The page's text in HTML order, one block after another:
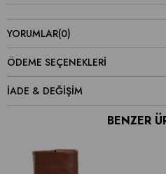
YORUMLAR(0)
ÖDEME SEÇENEKLERI
İADE & DEĞİŞİM
BENZER